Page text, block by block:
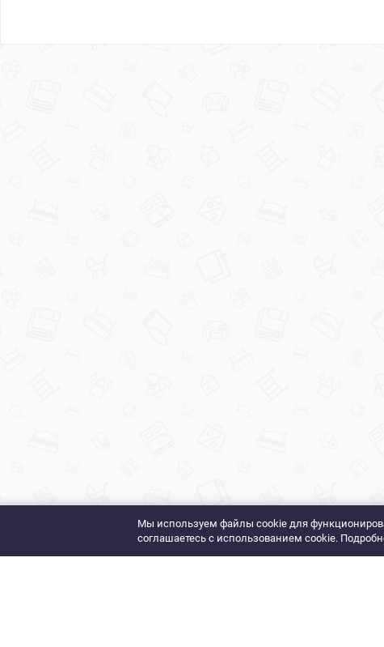
Мы используем файлы cookie для
соглашаетесь с использованием cookie.